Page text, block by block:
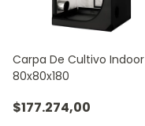
Carpa De Cultivo Indoor
80x80x180
$177.274,00